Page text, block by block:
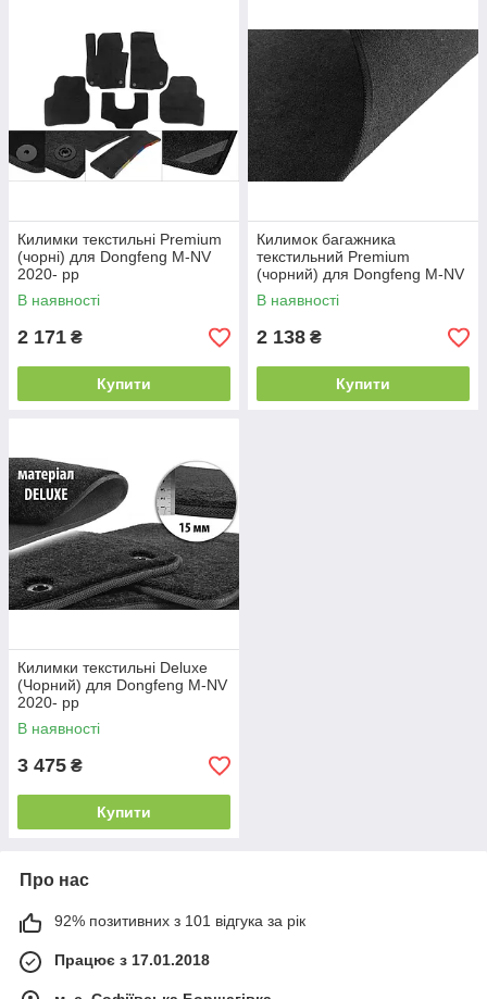
Килимки текстильні Premium
(чорні) для Dongfeng M-NV
2020- рр
В наявності
2 171 ₴
Купити
Килимок багажника
текстильний Premium
(чорний) для Dongfeng M-NV
2020- рр
В наявності
2 138 ₴
Купити
Килимки текстильні Deluxe
(Чорний) для Dongfeng M-NV
2020- рр
В наявності
3 475 ₴
Купити
Про нас
92% позитивних з 101 відгука за рік
Працює з 17.01.2018